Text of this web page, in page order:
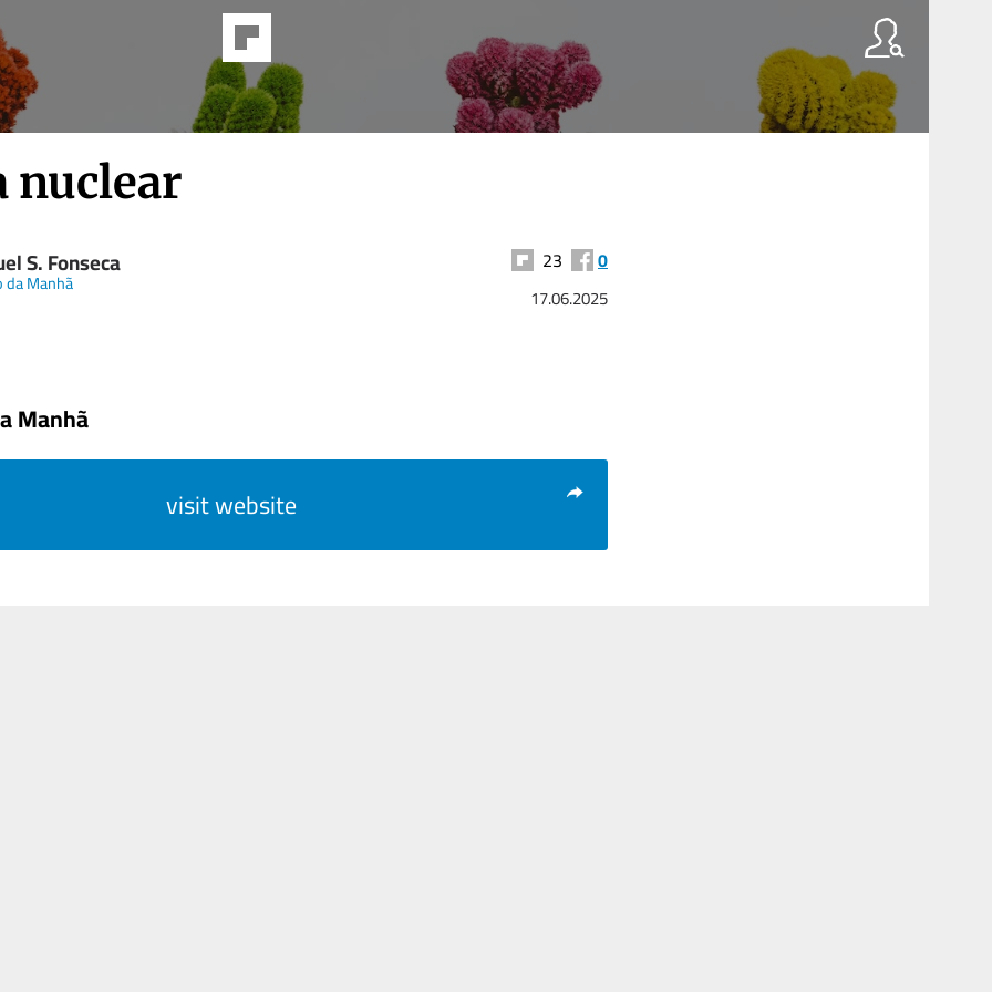
nuclear
S. Fonseca
da Manhã
23 0
17.06.2025
Manhã
visit website